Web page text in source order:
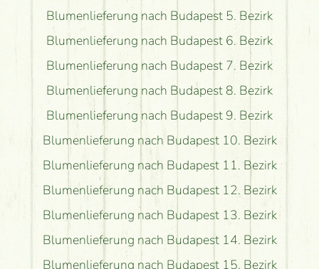
Blumenlieferung nach Budapest 5. Bezirk
Blumenlieferung nach Budapest 6. Bezirk
Blumenlieferung nach Budapest 7. Bezirk
Blumenlieferung nach Budapest 8. Bezirk
Blumenlieferung nach Budapest 9. Bezirk
Blumenlieferung nach Budapest 10. Bezirk
Blumenlieferung nach Budapest 11. Bezirk
Blumenlieferung nach Budapest 12. Bezirk
Blumenlieferung nach Budapest 13. Bezirk
Blumenlieferung nach Budapest 14. Bezirk
Blumenlieferung nach Budapest 15. Bezirk